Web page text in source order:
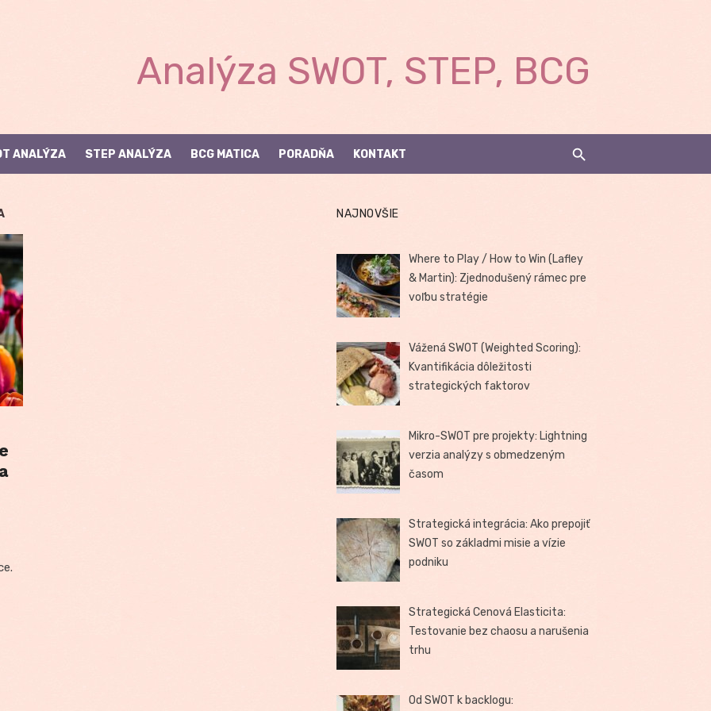
Analýza SWOT, STEP, BCG
ANALÝZA STEP ANALÝZA BCG MATICA PORADŇA KONTAKT
NAJNOVŠIE
Where to Play / How to Win (Lafley
& Martin): Zjednodušený rámec pre
voľbu stratégie
Vážená SWOT (Weighted Scoring):
Kvantifikácia dôležitosti
strategických faktorov
Mikro-SWOT pre projekty: Lightning
verzia analýzy s obmedzeným
časom
Strategická integrácia: Ako prepojiť
SWOT so základmi misie a vízie
podniku
Strategická Cenová Elasticita:
Testovanie bez chaosu a narušenia
trhu
Od SWOT k backlogu: